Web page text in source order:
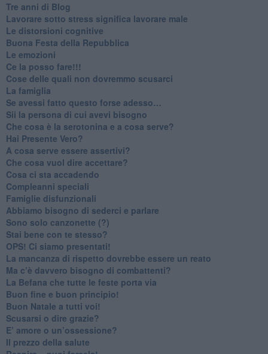
​Tre anni di Blog
​Lavorare sotto stress significa lavorare male
​Le distorsioni cognitive
​Buona Festa della Repubblica
Le emozioni
​Ce la posso fare!!!
​Cose delle quali non dovremmo scusarci
​La famiglia
​Se avessi fatto questo forse adesso…
​Sii la persona di cui avevi bisogno
Che cosa è la serotonina e a cosa serve?
​Hai Presente Vero?
A cosa serve essere assertivi?
​Che cosa vuol dire accettare?
​Cosa ci sta accadendo
​Compleanni speciali
​Famiglie disfunzionali
​Abbiamo bisogno di sederci e parlare
Sono solo canzonette (?)
​Stai bene con te stesso?
​OPS! Ci siamo presentati!
​La mancanza di rispetto dovrebbe essere un reato
​Ma c’è davvero bisogno di combattenti?
​La Befana che tutte le feste porta via
Buon fine e buon principio!
​Buon Natale a tutti voi!
​Scusarsi o dire grazie?
​E’ amore o un’ossessione?
​Il prezzo della salute